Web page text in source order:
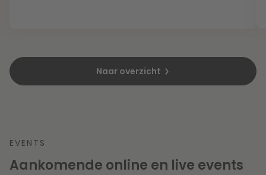
Naar overzicht
EVENTS
Aankomende online en live events